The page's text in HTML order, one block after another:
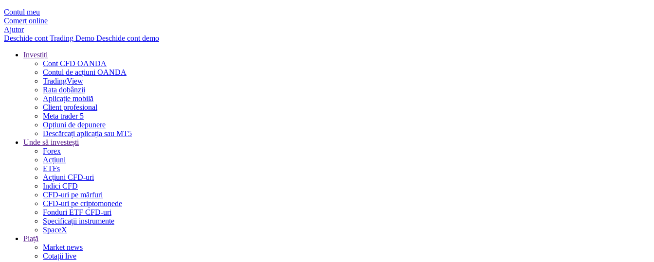
Contul meu
Comerț online
Ajutor
Deschide cont Trading Demo Deschide cont demo
Investiți
Cont CFD OANDA
Contul de acțiuni OANDA
TradingView
Rata dobânzii
Aplicație mobilă
Client profesional
Meta trader 5
Opțiuni de depunere
Descărcați aplicația sau MT5
Unde să investești
Forex
Acțiuni
ETFs
Acțiuni CFD-uri
Indici CFD
CFD-uri pe mărfuri
CFD-uri pe criptomonede
Fonduri ETF CFD-uri
Specificații instrumente
SpaceX
Piață
Market news
Cotații live